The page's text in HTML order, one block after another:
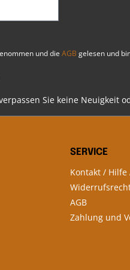
und die AGB gelesen und
Sie keine Neuigkeit
SERVICE
Kontakt /
AGB
Zahlung und